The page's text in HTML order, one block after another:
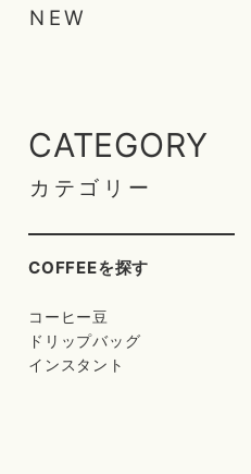
NEW
CATEGORY
カテゴリー
COFFEEを探す
コーヒー豆
ドリップバッグ
インスタント